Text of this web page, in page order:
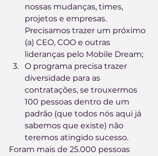
nossas mudanças, times,
projetos e empresas.
Precisamos trazer um próximo
(a) CEO, COO e outras
lideranças pelo Mobile Dream;
O programa precisa trazer
diversidade para as
contratações, se trouxermos
100 pessoas dentro de um
padrão (que todos nós aqui já
sabemos que existe) não
teremos atingido sucesso.
Foram mais de 25.000 pessoas